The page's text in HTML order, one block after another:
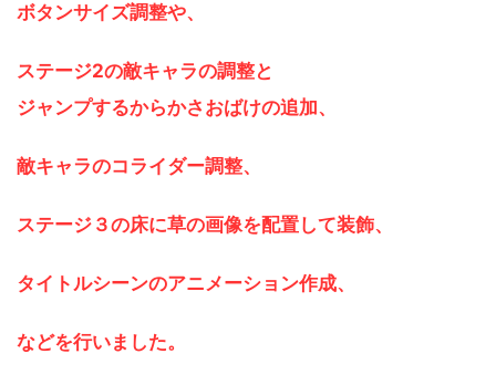
ボタンサイズ調整や、
ステージ2の敵キャラの調整と
ジャンプするからかさおばけの追加、
敵キャラのコライダー調整、
ステージ３の床に草の画像を配置して装飾、
タイトルシーンのアニメーション作成、
などを行いました。